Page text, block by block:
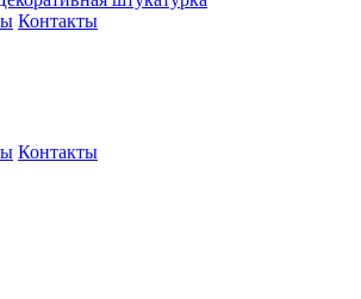
Контакты
Контакты